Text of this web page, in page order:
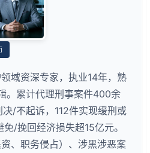
域资深专家，执业14年，熟
。累计代理刑事案件400余
/不起诉，112件实现缓刑或
/挽回经济损失超15亿元。
、职务侵占）、涉黑涉恶案